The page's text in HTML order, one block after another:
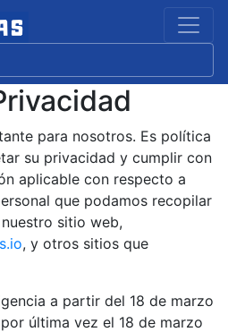
para nosotros. Es política
su privacidad y cumplir con
aplicable con respecto a
que podamos recopilar
sitio web,
, y otros sitios que
a partir del 18 de marzo
última vez el 18 de marzo